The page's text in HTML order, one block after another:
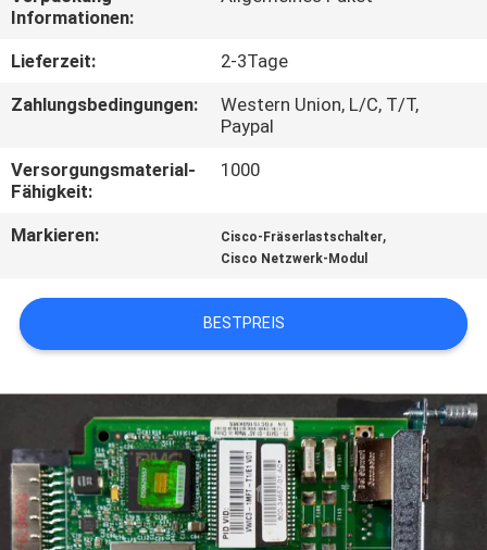
RECHTSSACHEN
Informationen:
Lieferzeit:
2-3Tage
Zahlungsbedingungen:
Western Union, L/C, T/T,
Paypal
Versorgungsmaterial-
Fähigkeit:
1000
Markieren: Cisco-Fräserlastschalter,
Cisco Netzwerk-Modul
BESTPREIS